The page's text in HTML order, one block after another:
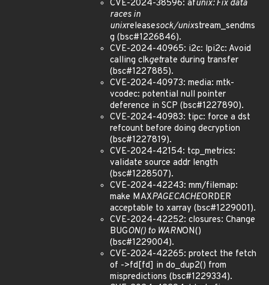
CVE-2024-38596: afunix: Fix data
races in
unixreleasesock/unixstream_sendms
g (bsc#1226846).
CVE-2024-40965: i2c: lpi2c: Avoid
calling clkgetrate during transfer
(bsc#1227885).
CVE-2024-40973: media: mtk-
vcodec: potential null pointer
deference in SCP (bsc#1227890).
CVE-2024-40983: tipc: force a dst
refcount before doing decryption
(bsc#1227819).
CVE-2024-42154: tcp_metrics:
validate source addr length
(bsc#1228507).
CVE-2024-42243: mm/filemap:
make MAXPAGECACHEORDER
acceptable to xarray (bsc#1229001).
CVE-2024-42252: closures: Change
BUGON() to WARNON()
(bsc#1229004).
CVE-2024-42265: protect the fetch
of ->fd[fd] in do_dup2() from
mispredictions (bsc#1229334).